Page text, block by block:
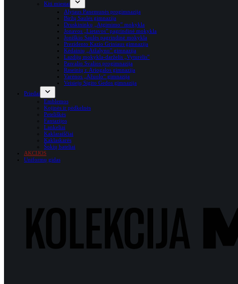
Kiti miestai
Alytaus Panemunės progimnazija
Biržų Saulės gimnazija
Druskininkų „Atgimimo” mokykla
Jonavos „Lietavos” pagrindinė mokykla
Joniškio Saulės pagrindinė mokykla
Prezidento Kazio Griniaus gimnazija
Kėdainių „Atžalyno” gimnazija
Lazdijų mokykla-darželis „Vyturėlis”
Pasvalio Svalios progimnazija
Raseinių r. Ariogalos gimnazija
Varėnos „Ąžuolo“ gimnazija
Veisiejų Sigito Gedos gimnazija
Priedai
Emblemos
Kojinės ir pėdkelnės
Peteliškės
Fantazijos
Lankeliai
Kaklaraiščiai
Kaklaskarės
Šokių bateliai
AKCIJOS
Uniformų gidas